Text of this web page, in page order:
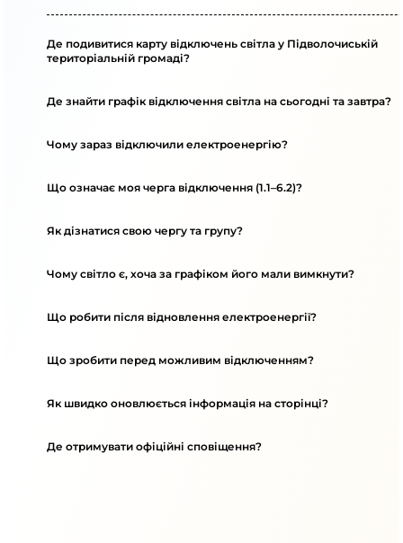
Де подивитися карту відключень світла у Підволочиській
територіальній громаді?
Де знайти графік відключення світла на сьогодні та завтра?
Чому зараз відключили електроенергію?
Що означає моя черга відключення (1.1–6.2)?
Як дізнатися свою чергу та групу?
Чому світло є, хоча за графіком його мали вимкнути?
Що робити після відновлення електроенергії?
Що зробити перед можливим відключенням?
Як швидко оновлюється інформація на сторінці?
Де отримувати офіційні сповіщення?